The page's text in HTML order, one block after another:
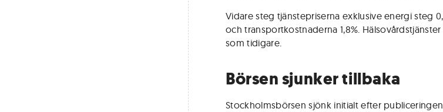
Vidare steg tjänstepriserna exklusive energi steg
och transportkostnaderna 1,8%.
som tidigare.
Börsen sjunker tillbaka
Stockholmsbörsen sjönk initialt efter